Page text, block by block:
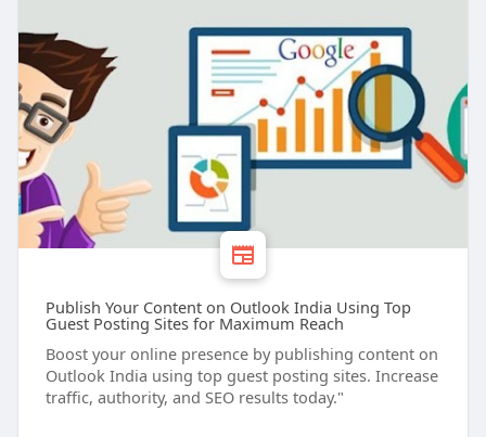
Publish Your Content on Outlook India Using Top
Guest Posting Sites for Maximum Reach
Boost your online presence by publishing content on
Outlook India using top guest posting sites. Increase
traffic, authority, and SEO results today."